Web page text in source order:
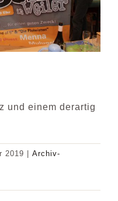
und einem derartig
2019 | Archiv-